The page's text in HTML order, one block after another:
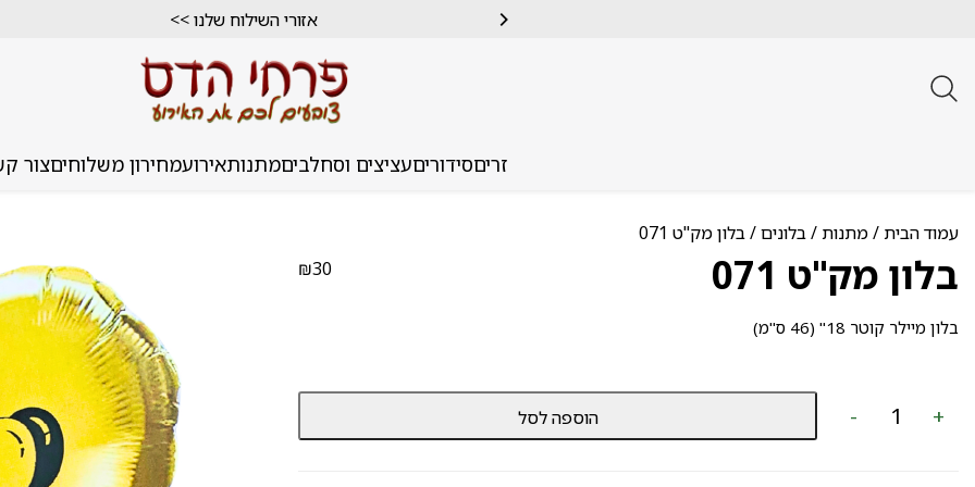
אזורי השילוח שלנו >>
הזמנה טלפונית 04-9987946
זריםסידוריםעציצים וסחלביםמתנותאירועמחירון משלוחיםצור
עמוד הבית /מתנות /בלונים/ בלון מק"ט 071
בלון מק"ט 071 ₪30
בלון מיילר קוטר 18" (46 ס"מ)
-
כמות
בלון
+ הוספה לסל